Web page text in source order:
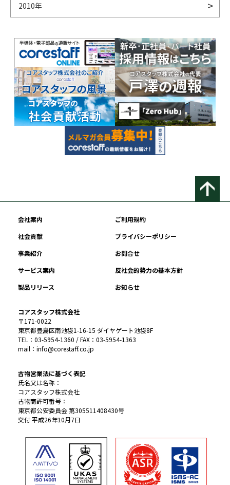
2010年
会社案内
ご利用規約
社会貢献
プライバシーポリシー
事業紹介
お問合せ
サービス案内
反社会的勢力の基本方針
製品リリース
お知らせ
コアスタッフ株式会社
〒171-0022
東京都豊島区南池袋1-16-15 ダイヤゲート池袋8F
TEL：03-5954-1360 / FAX：03-5954-1363
mail：info@corestaff.co.jp
古物営業法に基づく表記
氏名又は名称：
コアスタッフ株式会社
古物商許可番号：
東京都公安委員会 第305511408430号
交付 平成26年10月7日